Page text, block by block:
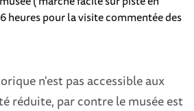
heures pour la visite commentée des
n'est pas accessible aux
réduite, par contre le musée est